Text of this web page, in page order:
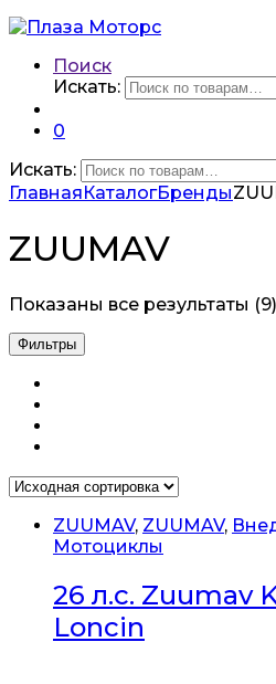
Поиск
Искать:
0
Искать:
ГлавнаяКаталогБренды
ZUUMAV
Показаны все результаты (9)
Фильтры
ZUUMAV, ZUUMAV,
Мотоциклы
26 л.с. Zuumav
Loncin